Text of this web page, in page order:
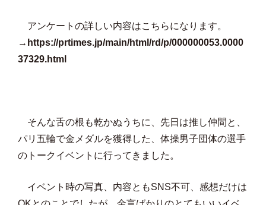
アンケートの詳しい内容はこちらになります。
→ https://prtimes.jp/main/html/rd/p/000000053.0000
37329.html
そんな舌の根も乾かぬうちに、先日は推し仲間と、
パリ五輪で金メダルを獲得した、体操男子団体の選手
のトークイベントに行ってきました。
イベント時の写真、内容ともSNS不可、感想だけは